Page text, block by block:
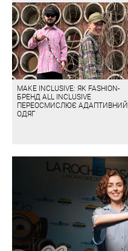
MAKE INCLUSIVE: ЯК FASHION-
БРЕНД ALL INCLUSIVE
ПЕРЕОСМИСЛЮЄ АДАПТИВНИЙ
ОДЯГ